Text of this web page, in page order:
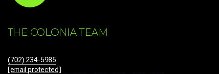
THE COLONIA TEAM
(702) 234-5985
[email protected]